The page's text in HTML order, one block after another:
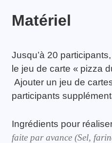
Matériel
Jusqu’à 20
le jeu de carte « pizza
Ajouter un jeu de
participants
Ingrédients pour
faite par avance (Sel,